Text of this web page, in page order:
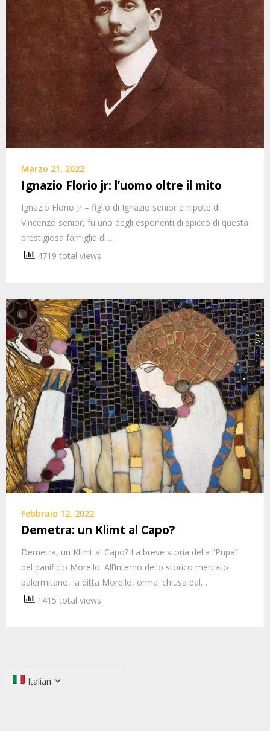
Marzo 21, 2022
Ignazio Florio jr: l’uomo oltre il mito
Ignazio Florio Jr – figlio di Ignazio senior e nipote di
Vincenzo senior, fu uno degli esponenti di spicco di questa
prestigiosa famiglia di…
4719 total views
Febbraio 12, 2022
Demetra: un Klimt al Capo?
Demetra, un Klimt al Capo? La breve storia della “Pupa”
del panificio Morello. All’interno dello storico mercato
palermitano, la ditta Morello, ormai chiusa dal…
1415 total views
Italian